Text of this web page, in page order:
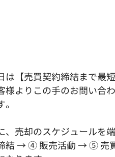
は【売買契約締結まで最
様よりこの手のお問い合
、売却のスケジュール
結 → ④ 販売活動 → ⑤ 売